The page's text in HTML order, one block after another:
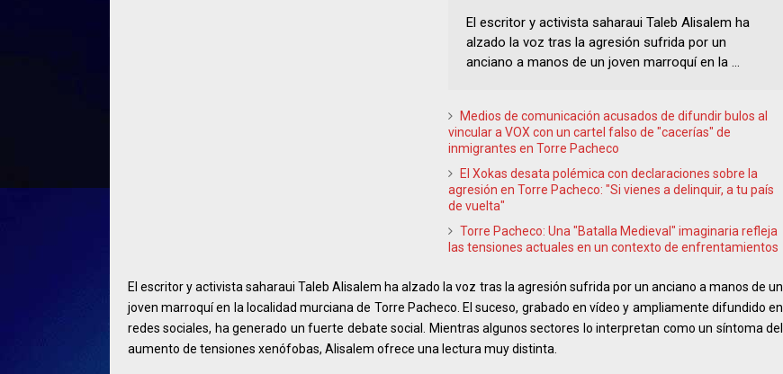
El escritor y activista saharaui Taleb Alisalem ha
alzado la voz tras la agresión sufrida por un
anciano a manos de un joven marroquí en la ...
Medios de comunicación acusados de difundir bulos al
vincular a VOX con un cartel falso de "cacerías" de
inmigrantes en Torre Pacheco
El Xokas desata polémica con declaraciones sobre la
agresión en Torre Pacheco: "Si vienes a delinquir, a tu país
de vuelta"
Torre Pacheco: Una "Batalla Medieval" imaginaria refleja
las tensiones actuales en un contexto de enfrentamientos
El escritor y activista saharaui Taleb Alisalem ha alzado la voz tras la agresión sufrida por un anciano a manos de un
joven marroquí en la localidad murciana de Torre Pacheco. El suceso, grabado en vídeo y ampliamente difundido en
redes sociales, ha generado un fuerte debate social. Mientras algunos sectores lo interpretan como un síntoma del
aumento de tensiones xenófobas, Alisalem ofrece una lectura muy distinta.